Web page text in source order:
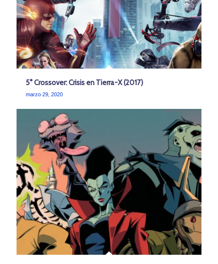
5° Crossover: Crisis en Tierra-X (2017)
marzo 29, 2020